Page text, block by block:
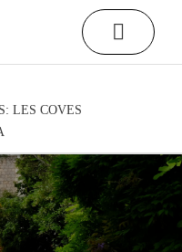
LES COVES